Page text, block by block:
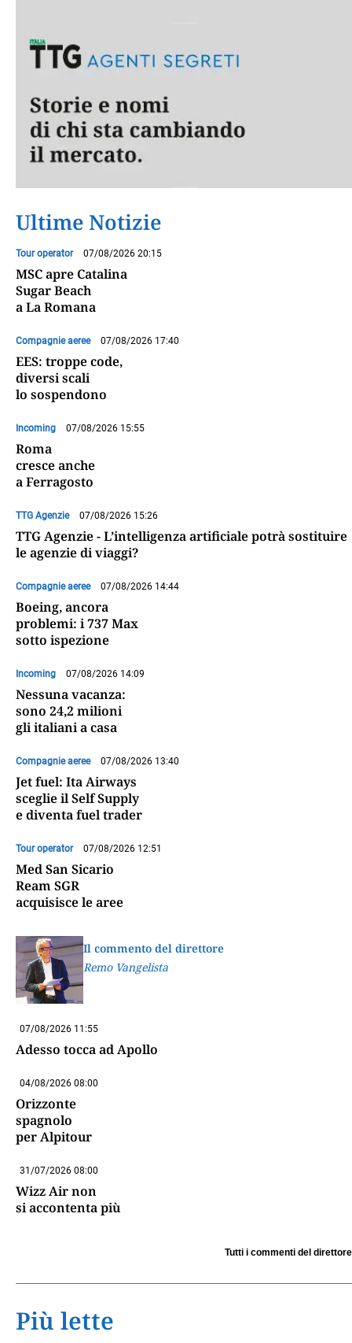
Ultime Notizie
Tour operator 07/08/2026 20:15
MSC apre Catalina
Sugar Beach
a La Romana
Compagnie aeree 07/08/2026 17:40
EES: troppe code,
diversi scali
lo sospendono
Incoming 07/08/2026 15:55
Roma
cresce anche
a Ferragosto
TTG Agenzie 07/08/2026 15:26
TTG Agenzie - L’intelligenza artificiale potrà sostituire
le agenzie di viaggi?
Compagnie aeree 07/08/2026 14:44
Boeing, ancora
problemi: i 737 Max
sotto ispezione
Incoming 07/08/2026 14:09
Nessuna vacanza:
sono 24,2 milioni
gli italiani a casa
Compagnie aeree 07/08/2026 13:40
Jet fuel: Ita Airways
sceglie il Self Supply
e diventa fuel trader
Tour operator 07/08/2026 12:51
Med San Sicario
Ream SGR
acquisisce le aree
Il commento del direttore
Remo Vangelista
07/08/2026 11:55
Adesso tocca ad Apollo
04/08/2026 08:00
Orizzonte
spagnolo
per Alpitour
31/07/2026 08:00
Wizz Air non
si accontenta più
Tutti i commenti del direttore
Più lette